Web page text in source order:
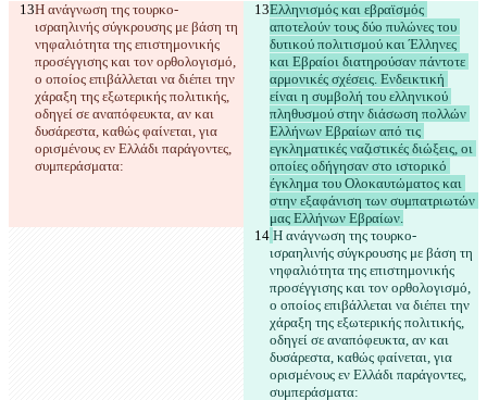
Η ανάγνωση της τουρκο-
ισραηλινής σύγκρουσης με βάση τη
νηφαλιότητα της επιστημονικής
προσέγγισης και τον ορθολογισμό,
ο οποίος επιβάλλεται να διέπει την
χάραξη της εξωτερικής πολιτικής,
οδηγεί σε αναπόφευκτα, αν και
δυσάρεστα, καθώς φαίνεται, για
ορισμένους εν Ελλάδι παράγοντες,
Ελληνισμός και εβραϊσμός
αποτελούν τους δύο πυλώνες του
δυτικού πολιτισμού και Έλληνες
και Εβραίοι διατηρούσαν πάντοτε
αρμονικές σχέσεις. Ενδεικτική
είναι η συμβολή του ελληνικού
πληθυσμού στην διάσωση πολλών
Ελλήνων Εβραίων από τις
εγκληματικές ναζιστικές διώξεις, οι
οποίες οδήγησαν στο ιστορικό
έγκλημα του Ολοκαυτώματος και
στην εξαφάνιση των συμπατριωτών
Η ανάγνωση της τουρκο-
ισραηλινής σύγκρουσης με βάση τη
νηφαλιότητα της επιστημονικής
προσέγγισης και τον ορθολογισμό,
ο οποίος επιβάλλεται να διέπει την
χάραξη της εξωτερικής πολιτικής,
οδηγεί σε αναπόφευκτα, αν και
δυσάρεστα, καθώς φαίνεται, για
ορισμένους εν Ελλάδι παράγοντες,